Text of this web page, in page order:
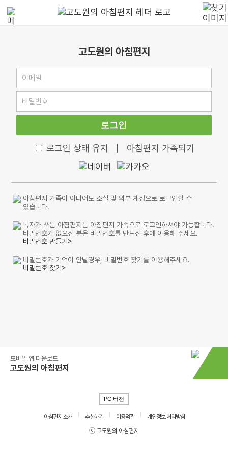
고도원의 아침편지
로그인
로그인 상태 유지 아침편지 가족되기
아침편지 가족이 아니어도 소셜 및 외부 계정으로 로그인할 수
있습니다.
독자가 쓰는 아침편지는 아침편지 가족으로 로그인하셔야 가능합니다.
비밀번호가 없으신 분은 비밀번호를 만드신 후에 이용해 주세요.
비밀번호 만들기>
비밀번호가 기억이 안날경우, 비밀번호 찾기를 이용해주세요.
비밀번호 찾기>
모바일 앱 다운로드
고도원의 아침편지
PC 버전
아침편지 소개 추천하기 이용약관
개인정보 처리방침
ⓒ 고도원의 아침편지